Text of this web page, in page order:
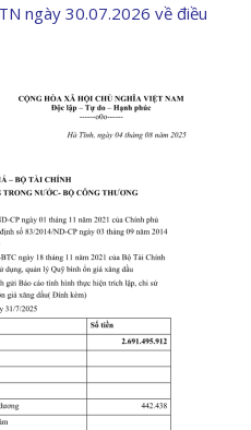
ngày 30.07.2026 về điều